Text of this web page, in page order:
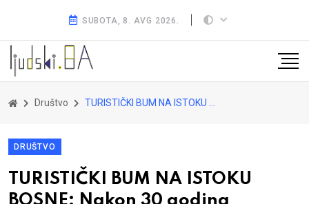
SUBOTA, 8. AVG 2026.
Društvo TURISTIČKI BUM NA ISTOKU BOSNE: Nakon 30 godina otvoreno skijalište, stigli gosti sa svih strana
DRUŠTVO
TURISTIČKI BUM NA ISTOKU